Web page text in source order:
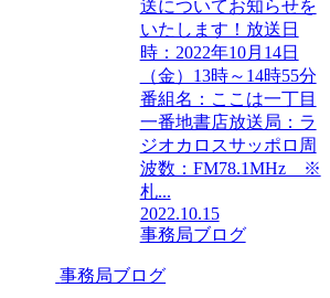
送についてお知らせを
いたします！放送日
時：2022年10月14日
（金）13時～14時55分
番組名：ここは一丁目
一番地書店放送局：ラ
ジオカロスサッポロ周
波数：FM78.1MHz ※
札...
2022.10.15
事務局ブログ
事務局ブログ